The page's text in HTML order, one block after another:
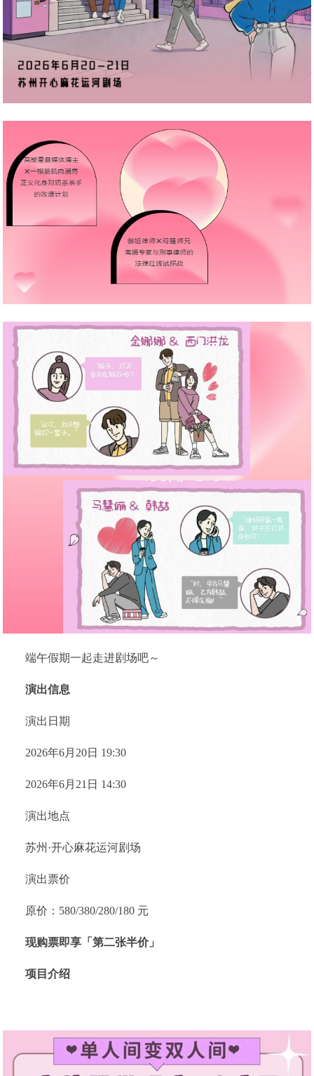
端午假期一起走进剧场吧～
演出信息
演出日期
2026年6月20日 19:30
2026年6月21日 14:30
演出地点
苏州·开心麻花运河剧场
演出票价
原价：580/380/280/180 元
现购票即享「第二张半价」
项目介绍